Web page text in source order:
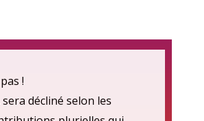
!
sera décliné selon les